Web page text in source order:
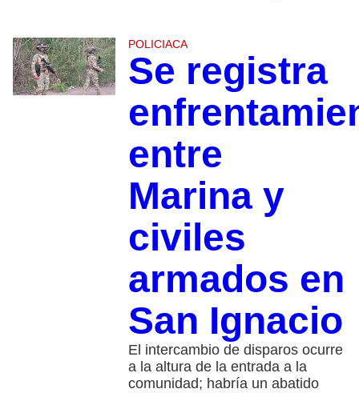
POLICIACA
Se registra
entre
Marina y
civiles
armados en
San Ignacio
El intercambio de disparos ocurre
a la altura de la entrada a la
comunidad; habría un abatido